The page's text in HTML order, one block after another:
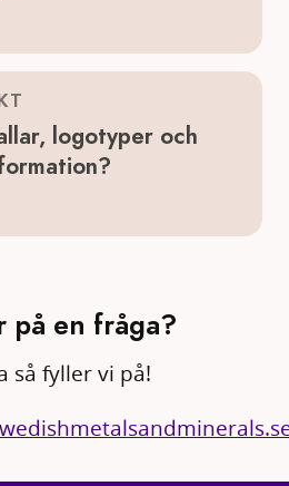
logotyper och
på en fråga?
så fyller vi på!